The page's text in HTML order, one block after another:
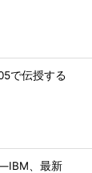
で伝授する
、最新